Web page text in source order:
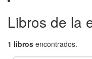
Libros de la
1 libros encontrados.